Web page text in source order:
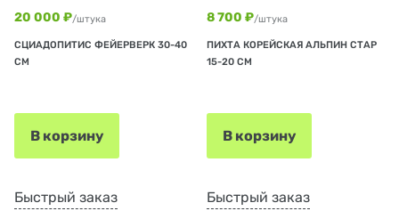
20 000 ₽/штука
СЦИАДОПИТИС ФЕЙЕРВЕРК 30-40
СМ
В корзину
Быстрый заказ
8 700 ₽/штука
ПИХТА КОРЕЙСКАЯ АЛЬПИН СТАР
15-20 СМ
В корзину
Быстрый заказ